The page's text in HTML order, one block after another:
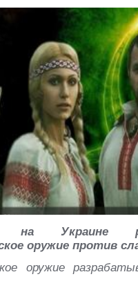
на Украине
оружие против
оружие